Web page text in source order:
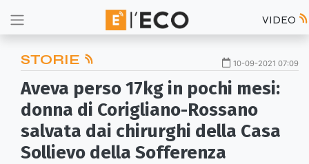
VIDEO
STORIE 10-09-2021 07:09
Aveva perso 17kg in pochi mesi:
donna di Corigliano-Rossano
salvata dai chirurghi della Casa
Sollievo della Sofferenza